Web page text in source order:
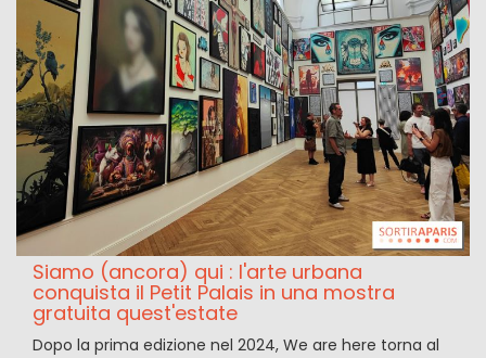
Siamo (ancora) qui : l'arte urbana
conquista il Petit Palais in una mostra
gratuita quest'estate
Dopo la prima edizione nel 2024, We are here torna al